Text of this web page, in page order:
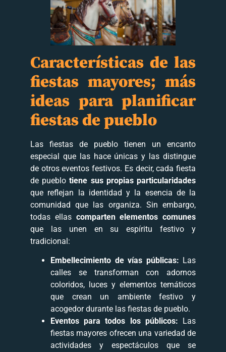
Características de las
fiestas mayores; más
ideas para planificar
fiestas de pueblo
Las fiestas de pueblo tienen un encanto
especial que las hace únicas y las distingue
de otros eventos festivos. Es decir, cada fiesta
de pueblotiene sus propias particularidades
que reflejan la identidad y la esencia de la
comunidad que las organiza. Sin embargo,
todas ellas comparten elementos comunes
que las unen en su espíritu festivo y
tradicional:
Embellecimiento de vías públicas: Las
calles se transforman con adornos
coloridos, luces y elementos temáticos
que crean un ambiente festivo y
acogedor durante las fiestas de pueblo.
Eventos para todos los públicos: Las
fiestas mayores ofrecen una variedad de
actividades y espectáculos que se